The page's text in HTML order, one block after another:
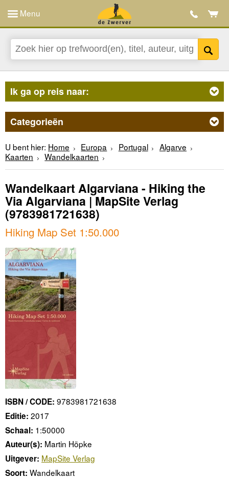
Menu
Ik ga op reis naar:
Categorieën
U bent hier: Home Europa Portugal
Algarve
Kaarten
Wandelkaarten
Wandelkaart Algarviana - Hiking the
Via Algarviana | MapSite Verlag
(9783981721638)
Hiking Map Set 1:50.000
ISBN / CODE: 9783981721638
Editie: 2017
Schaal: 1:50000
Auteur(s): Martin Höpke
Uitgever: MapSite Verlag
Soort: Wandelkaart